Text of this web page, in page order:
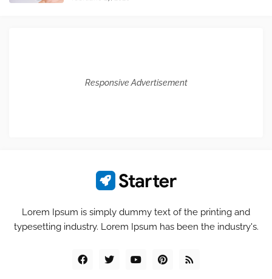
Responsive Advertisement
Lorem Ipsum is simply dummy text of the printing and
typesetting industry. Lorem Ipsum has been the industry's.